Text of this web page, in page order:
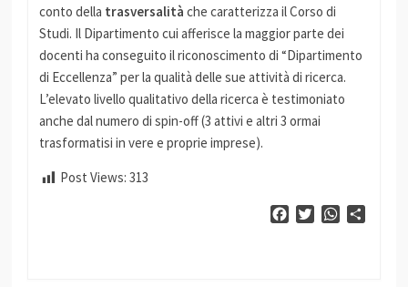
conto della trasversalità che caratterizza il Corso di
Studi. Il Dipartimento cui afferisce la maggior parte dei
docenti ha conseguito il riconoscimento di “Dipartimento
di Eccellenza” per la qualità delle sue attività di ricerca.
L’elevato livello qualitativo della ricerca è testimoniato
anche dal numero di spin-off (3 attivi e altri 3 ormai
trasformatisi in vere e proprie imprese).
Post Views: 313
FacebookTwitterWhatsApp